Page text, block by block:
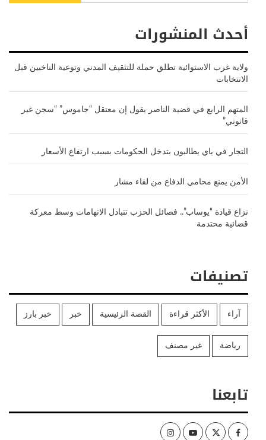
أحدث المنشورات
ولاية غرب الاستوائية تطلق حملة للتثقيف المدني وتوعية الناخبين قبل
الانتخابات
المتهم الرابع في قضية الناصر يقول إن معتقل “جاموس” “سجن غير
قانوني”
التجار في ياي يطالبون بتدخل الحكومات بسبب ارتفاع الأسعار
الأمن يمنع محامي الدفاع من لقاء مشار
نزاع قيادة “يوساب”.. فصائل الحزب تتبادل الاتهامات وسط معركة
قضائية محتدمة
تصنيفات
آراء الأكثر قراءة القصة الرئيسية خبر خبر بارز
رياضة غير مصنف
تابعنا
Facebook
Twitter
Youtube
Instagram